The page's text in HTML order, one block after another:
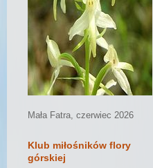
Mała Fatra, czerwiec 2026
Klub miłośników flory
górskiej